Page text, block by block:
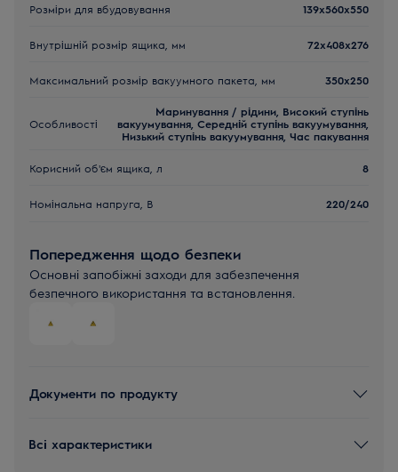
Розміри для вбудовування 139x560x550
Внутрішній розмір ящика, мм 72x408x276
Максимальний розмір вакуумного пакета, мм 350x250
Особливості
Маринування / рідини, Високий ступінь
вакуумування, Середній ступінь вакуумування,
Низький ступінь вакуумування, Час пакування
Корисний об'єм ящика, л 8
Номінальна напруга, В 220/240
Попередження щодо безпеки
Основні запобіжні заходи для забезпечення
безпечного використання та встановлення.
Документи по продукту
Всі характеристики